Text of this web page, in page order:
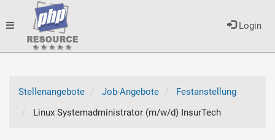
Login
Toggle
Stellenangebote
Job-Angebote
Festanstellung
Linux Systemadministrator (m/w/d) InsurTech